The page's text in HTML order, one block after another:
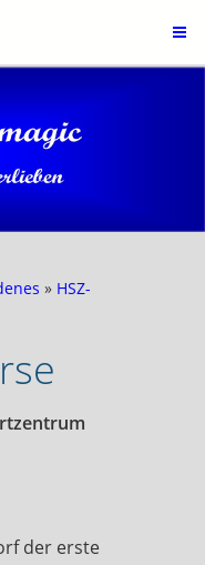
» HSZ-
der erste